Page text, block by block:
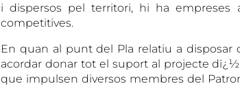
i dispersos pel territori, hi ha
competitives.
En quan al punt del Pla relatiu a
acordar donar tot el suport al projecte
que impulsen diversos membres del